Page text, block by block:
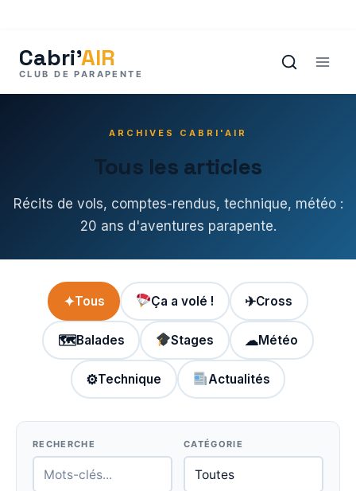
contenu
ARCHIVES CABRI'AIR
Tous les articles
Récits de vols, comptes-rendus, technique, météo :
20 ans d'aventures parapente.
✦Tous Ça a volé ! ✈Cross
🗺Balades Stages ☁Météo
⚙Technique Actualités
RECHERCHE CATÉGORIE